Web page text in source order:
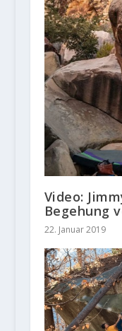
Video:
Begehung
22. Januar 2019